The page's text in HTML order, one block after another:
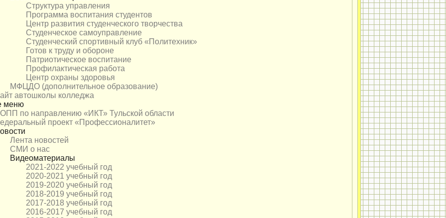
Структура управления
Программа воспитания студентов
Центр развития студенческого творчества
Студенческое самоуправление
Студенческий спортивный клуб «Политехник»
Готов к труду и обороне
Патриотическое воспитание
Профилактическая работа
Центр охраны здоровья
МФЦДО (дополнительное образование)
автошколы колледжа
меню
по направлению «ИКТ» Тульской области
проект «Профессионалитет»
Лента новостей
СМИ о нас
Видеоматериалы
2021-2022 учебный год
2020-2021 учебный год
2019-2020 учебный год
2018-2019 учебный год
2017-2018 учебный год
2016-2017 учебный год